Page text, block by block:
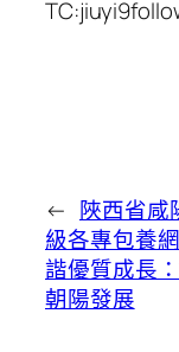
← 陜西省咸
級各專包養
諧優質成長
朝陽發展